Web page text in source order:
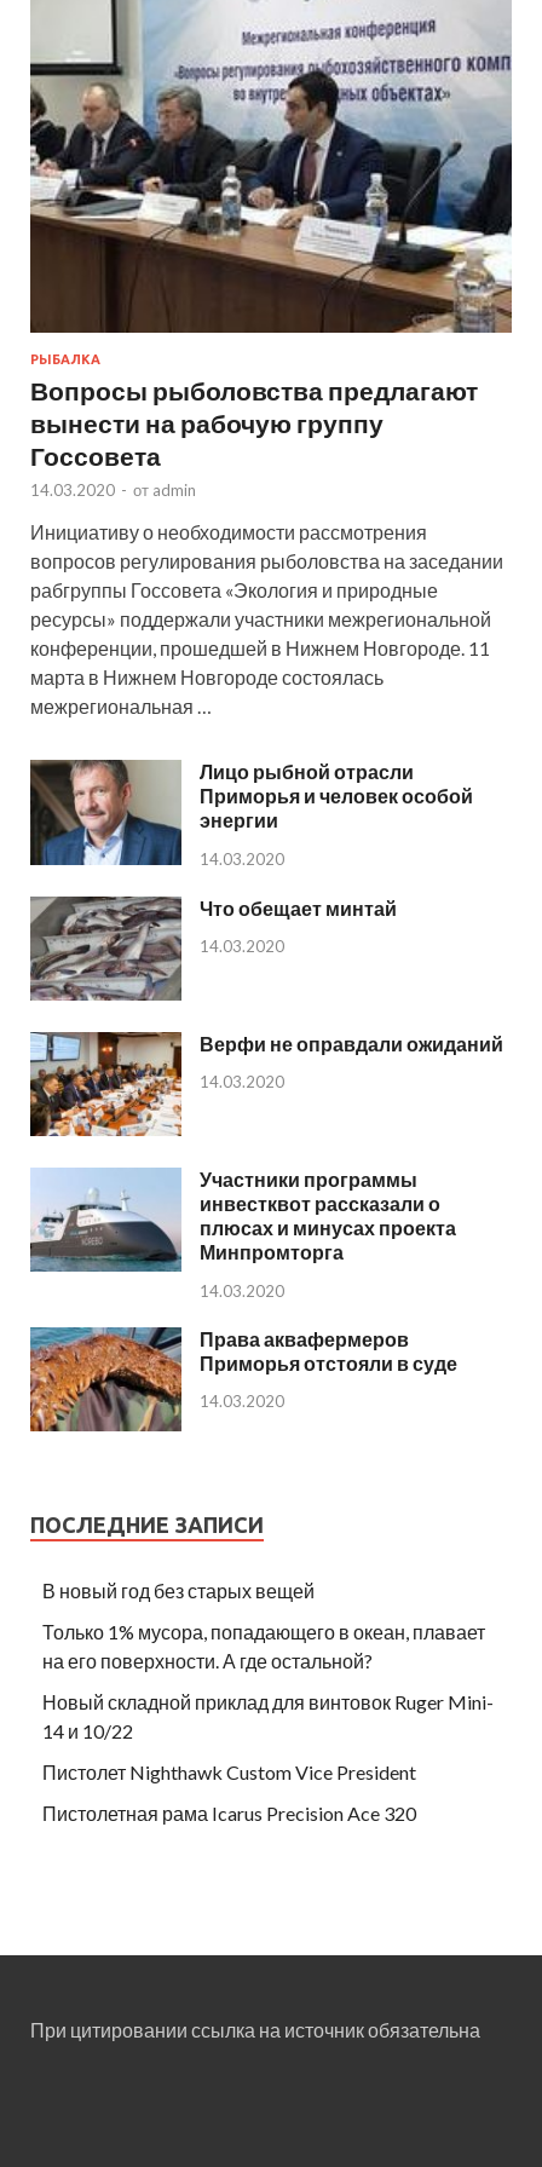
РЫБАЛКА
Вопросы рыболовства предлагают
вынести на рабочую группу
Госсовета
14.03.2020 - от admin
Инициативу о необходимости рассмотрения
вопросов регулирования рыболовства на заседании
рабгруппы Госсовета «Экология и природные
ресурсы» поддержали участники межрегиональной
конференции, прошедшей в Нижнем Новгороде. 11
марта в Нижнем Новгороде состоялась
межрегиональная …
Лицо рыбной отрасли
Приморья и человек особой
энергии
14.03.2020
Что обещает минтай
14.03.2020
Верфи не оправдали ожиданий
14.03.2020
Участники программы
инвестквот рассказали о
плюсах и минусах проекта
Минпромторга
14.03.2020
Права аквафермеров
Приморья отстояли в суде
14.03.2020
ПОСЛЕДНИЕ ЗАПИСИ
В новый год без старых вещей
Только 1% мусора, попадающего в океан, плавает
на его поверхности. А где остальной?
Новый складной приклад для винтовок Ruger Mini-
14 и 10/22
Пистолет Nighthawk Custom Vice President
Пистолетная рама Icarus Precision Ace 320
При цитировании ссылка на источник обязательна